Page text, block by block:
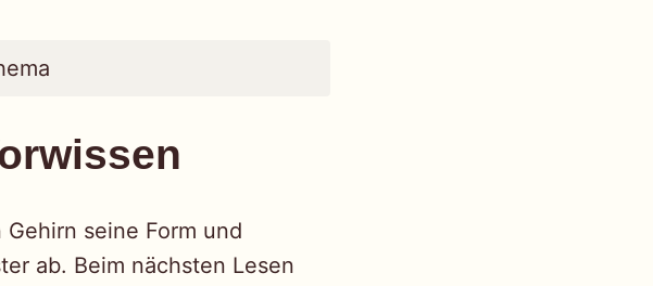
seine Form und
ab. Beim nächsten Lesen